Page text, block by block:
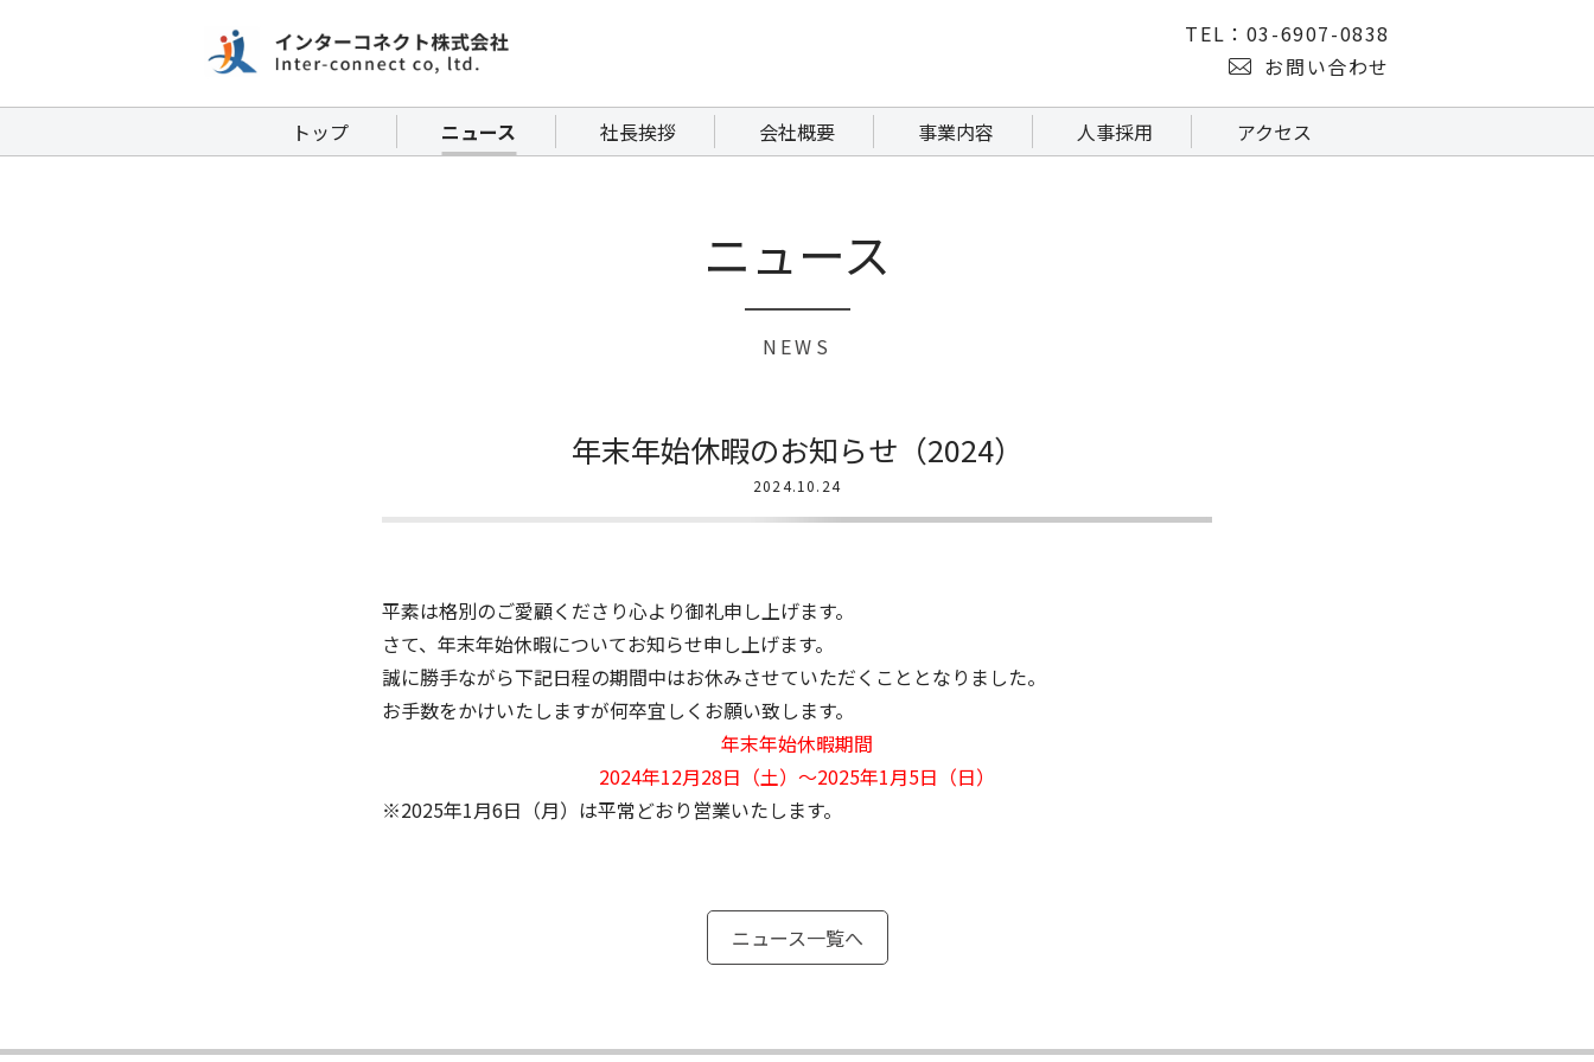
TEL：03-6907-0838
お問い合わせ
トップ ニュース 社長挨拶 会社概要 事業内容 人事採用 アクセス
ニュース
NEWS
年末年始休暇のお知らせ（2024）
2024.10.24
平素は格別のご愛顧くださり心より御礼申し上げます。
さて、年末年始休暇についてお知らせ申し上げます。
誠に勝手ながら下記日程の期間中はお休みさせていただくこととなりました。
お手数をかけいたしますが何卒宜しくお願い致します。
年末年始休暇期間
2024年12月28日（土）～2025年1月5日（日）
※2025年1月6日（月）は平常どおり営業いたします。
ニュース一覧へ